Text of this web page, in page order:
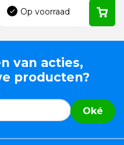
Op voorraad
van acties,
producten?
Oké